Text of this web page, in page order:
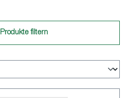
Produkte filtern